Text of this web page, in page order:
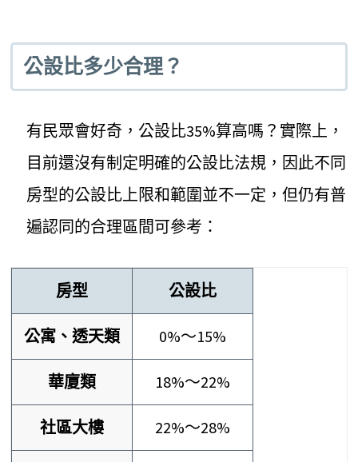
公設比多少合理？
有民眾會好奇，公設比35%算高嗎？實際上，
目前還沒有制定明確的公設比法規，因此不同
房型的公設比上限和範圍並不一定，但仍有普
遍認同的合理區間可參考：
房型 公設比
公寓、透天類 0%～15%
華廈類 18%～22%
社區大樓 22%～28%